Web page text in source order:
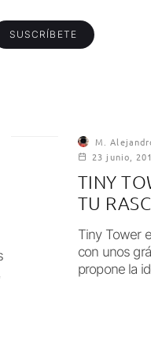
SUSCRÍBETE
M.
23 junio,
TINY
TU
Tiny Tower
con unos
propone la